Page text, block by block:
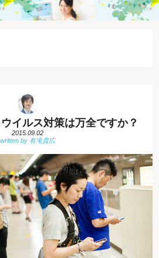
イルス対策は万全ですか？
2015.09.02